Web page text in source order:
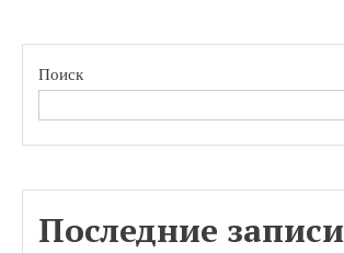
Поиск
Последние записи